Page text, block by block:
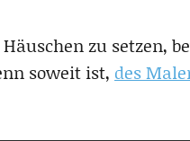
zu setzen,
soweit ist, des